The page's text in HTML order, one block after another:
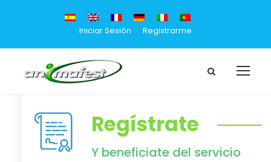
Iniciar Sesión Registrarme
Regístrate
Y beneficiate del servicio